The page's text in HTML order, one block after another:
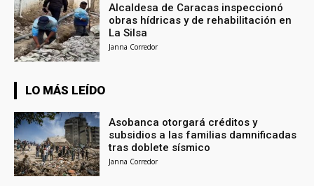
Alcaldesa de Caracas inspeccionó
obras hídricas y de rehabilitación en
La Silsa
Janna Corredor
LO MÁS LEÍDO
Asobanca otorgará créditos y
subsidios a las familias damnificadas
tras doblete sísmico
Janna Corredor